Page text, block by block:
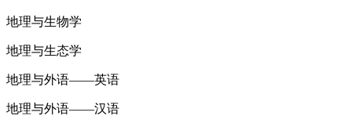
地理与生物学
地理与生态学
地理与外语——英语
地理与外语——汉语